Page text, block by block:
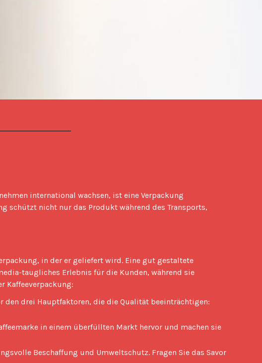
schützt nicht nur das Produkt während des Transports,
taugliches Erlebnis für die Kunden, während sie
Kaffeeverpackung:
drei Hauptfaktoren, die die Qualität beeinträchtigen:
in einem überfüllten Markt hervor und machen sie
Beschaffung und Umweltschutz. Fragen Sie das Savor